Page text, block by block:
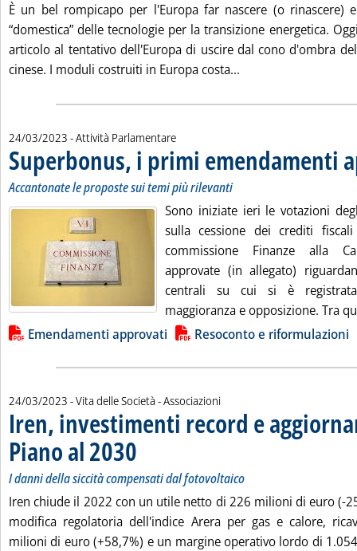
È un bel rompicapo per l'Europa far nascere (o rinascere)
“domestica” delle tecnologie per la transizione energetica.
articolo al tentativo dell'Europa di uscire dal cono d'ombra
cinese. I moduli costruiti in Europa costa...
24/03/2023 - Attività Parlamentare
Superbonus, i primi emendamenti
Accantonate le proposte sui temi più rilevanti
Sono iniziate ieri le votazioni
sulla cessione dei crediti
commissione Finanze alla
approvate (in allegato)
centrali su cui si è
maggioranza e opposizione. Tra
Lista allegati PDF alla notizia
Emendamenti approvati Resoconto e riformulazioni
24/03/2023 - Vita delle Società - Associazioni
Iren, investimenti record e
Piano al 2030 . Sottotitolo: I danni della siccità compensati dal
. Pubblicata venerdì 24 marzo 2023 alle 14.31.
I danni della siccità compensati dal fotovoltaico
Iren chiude il 2022 con un utile netto di 226 milioni di euro (-
modifica regolatoria dell'indice Arera per gas e calore,
milioni di euro (+58,7%) e un margine operativo lordo di